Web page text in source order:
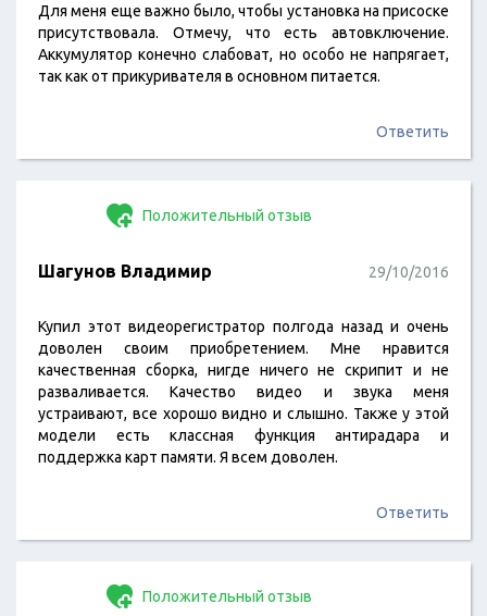
Для меня еще важно было, чтобы установка на присоске
присутствовала. Отмечу, что есть автовключение.
Аккумулятор конечно слабоват, но особо не напрягает,
так как от прикуривателя в основном питается.
Ответить
Положительный отзыв
Шагунов Владимир 29/10/2016
Купил этот видеорегистратор полгода назад и очень
доволен своим приобретением. Мне нравится
качественная сборка, нигде ничего не скрипит и не
разваливается. Качество видео и звука меня
устраивают, все хорошо видно и слышно. Также у этой
модели есть классная функция антирадара и
поддержка карт памяти. Я всем доволен.
Ответить
Положительный отзыв